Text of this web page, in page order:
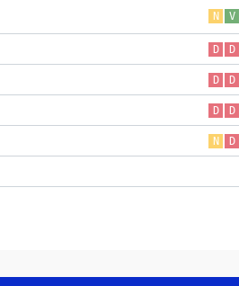
N V
D D
D D
D D
N D